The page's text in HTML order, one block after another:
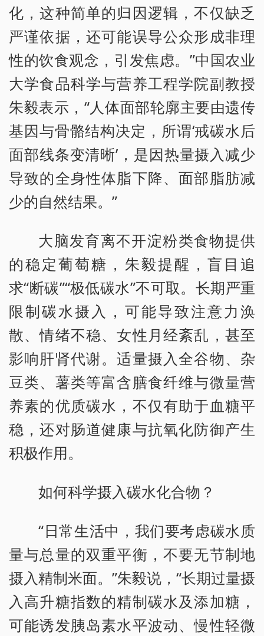
化，这种简单的归因逻辑，不仅缺乏
严谨依据，还可能误导公众形成非理
性的饮食观念，引发焦虑。”中国农业
大学食品科学与营养工程学院副教授
朱毅表示，“人体面部轮廓主要由遗传
基因与骨骼结构决定，所谓‘戒碳水后
面部线条变清晰’，是因热量摄入减少
导致的全身性体脂下降、面部脂肪减
少的自然结果。”
大脑发育离不开淀粉类食物提供
的稳定葡萄糖，朱毅提醒，盲目追
求“断碳”“极低碳水”不可取。长期严重
限制碳水摄入，可能导致注意力涣
散、情绪不稳、女性月经紊乱，甚至
影响肝肾代谢。适量摄入全谷物、杂
豆类、薯类等富含膳食纤维与微量营
养素的优质碳水，不仅有助于血糖平
稳，还对肠道健康与抗氧化防御产生
积极作用。
如何科学摄入碳水化合物？
“日常生活中，我们要考虑碳水质
量与总量的双重平衡，不要无节制地
摄入精制米面。”朱毅说，“长期过量摄
入高升糖指数的精制碳水及添加糖，
可能诱发胰岛素水平波动、慢性轻微